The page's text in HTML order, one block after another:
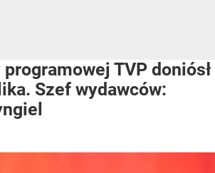
programowej TVP doniósł
Szef wydawców: